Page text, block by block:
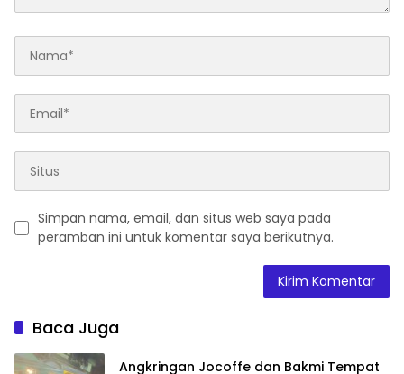
Simpan nama, email, dan situs web saya pada
peramban ini untuk komentar saya berikutnya.
Baca Juga
Angkringan Jocoffe dan Bakmi Tempat